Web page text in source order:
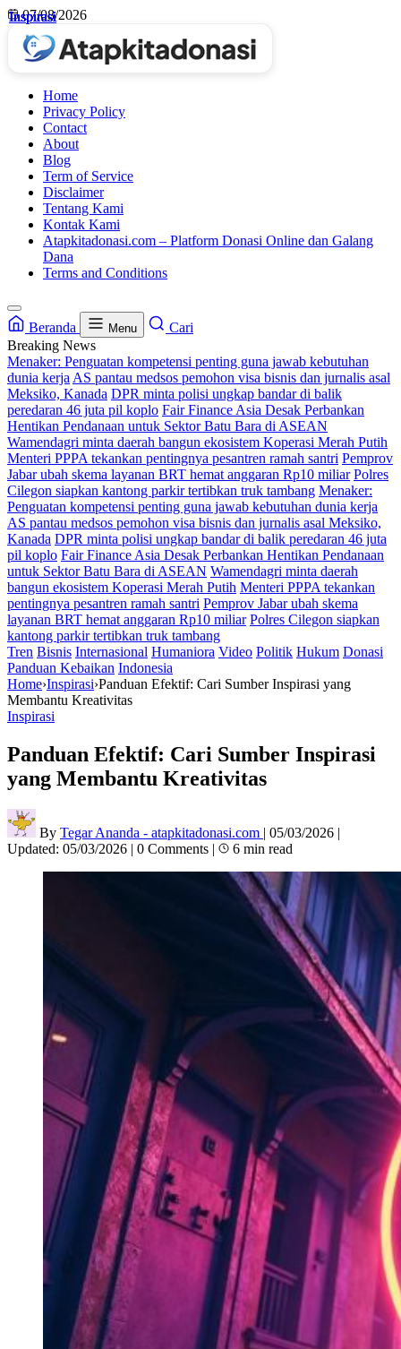
Skip
content
07/08/2026
Home
Privacy Policy
Contact
About
Blog
Term of Service
Disclaimer
Tentang Kami
Kontak Kami
Atapkitadonasi.com – Platform Donasi Online dan Galang
Dana
Terms and Conditions
Beranda Menu
Cari
Breaking News
Menaker: Penguatan kompetensi penting guna jawab kebutuhan
dunia kerja AS pantau medsos pemohon visa bisnis dan jurnalis asal
Meksiko, Kanada DPR minta polisi ungkap bandar di balik
peredaran 46 juta pil koplo Fair Finance Asia Desak Perbankan
Hentikan Pendanaan untuk Sektor Batu Bara di ASEAN
Wamendagri minta daerah bangun ekosistem Koperasi Merah Putih
Menteri PPPA tekankan pentingnya pesantren ramah santri Pemprov
Jabar ubah skema layanan BRT hemat anggaran Rp10 miliar Polres
Cilegon siapkan kantong parkir tertibkan truk tambang Menaker:
Penguatan kompetensi penting guna jawab kebutuhan dunia kerja
AS pantau medsos pemohon visa bisnis dan jurnalis asal Meksiko,
Kanada DPR minta polisi ungkap bandar di balik peredaran 46 juta
pil koplo Fair Finance Asia Desak Perbankan Hentikan Pendanaan
untuk Sektor Batu Bara di ASEAN Wamendagri minta daerah
bangun ekosistem Koperasi Merah Putih Menteri PPPA tekankan
pentingnya pesantren ramah santri Pemprov Jabar ubah skema
layanan BRT hemat anggaran Rp10 miliar Polres Cilegon siapkan
kantong parkir tertibkan truk tambang
Tren Bisnis Internasional Humaniora Video Politik Hukum Donasi
Panduan Kebaikan Indonesia
Home›Inspirasi›Panduan Efektif: Cari Sumber Inspirasi yang
Membantu Kreativitas
Inspirasi
Panduan Efektif: Cari Sumber Inspirasi
yang Membantu Kreativitas
By Tegar Ananda - atapkitadonasi.com | 05/03/2026 |
Updated: 05/03/2026 | 0 Comments | 6 min read
Inspirasi
Inspirasi
Inspirasi
Inspirasi